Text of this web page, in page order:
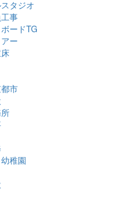
タジオ
事
ードTG
ー
市
稚園